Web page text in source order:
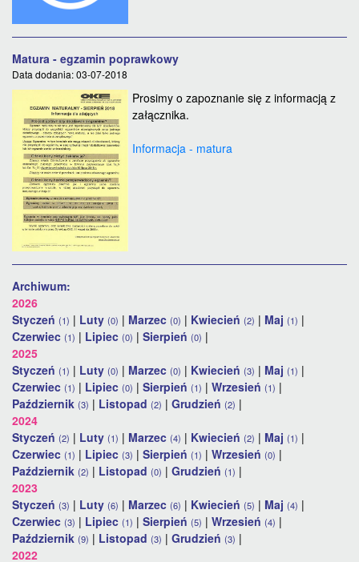
Matura - egzamin poprawkowy
Data dodania: 03-07-2018
Prosimy o zapoznanie się z informacją z
załącznika.
Informacja - matura
Archiwum:
2026
Styczeń (1) | Luty (0) | Marzec (0) | Kwiecień (2) | Maj (1) |
Czerwiec (1) | Lipiec (0) | Sierpień (0) |
2025
Styczeń (1) | Luty (0) | Marzec (0) | Kwiecień (3) | Maj (1) |
Czerwiec (1) | Lipiec (0) | Sierpień (1) | Wrzesień (1) |
Październik (3) | Listopad (2) | Grudzień (2) |
2024
Styczeń (2) | Luty (1) | Marzec (4) | Kwiecień (2) | Maj (1) |
Czerwiec (1) | Lipiec (3) | Sierpień (1) | Wrzesień (0) |
Październik (2) | Listopad (0) | Grudzień (1) |
2023
Styczeń (3) | Luty (6) | Marzec (6) | Kwiecień (5) | Maj (4) |
Czerwiec (3) | Lipiec (1) | Sierpień (5) | Wrzesień (4) |
Październik (9) | Listopad (3) | Grudzień (3) |
2022